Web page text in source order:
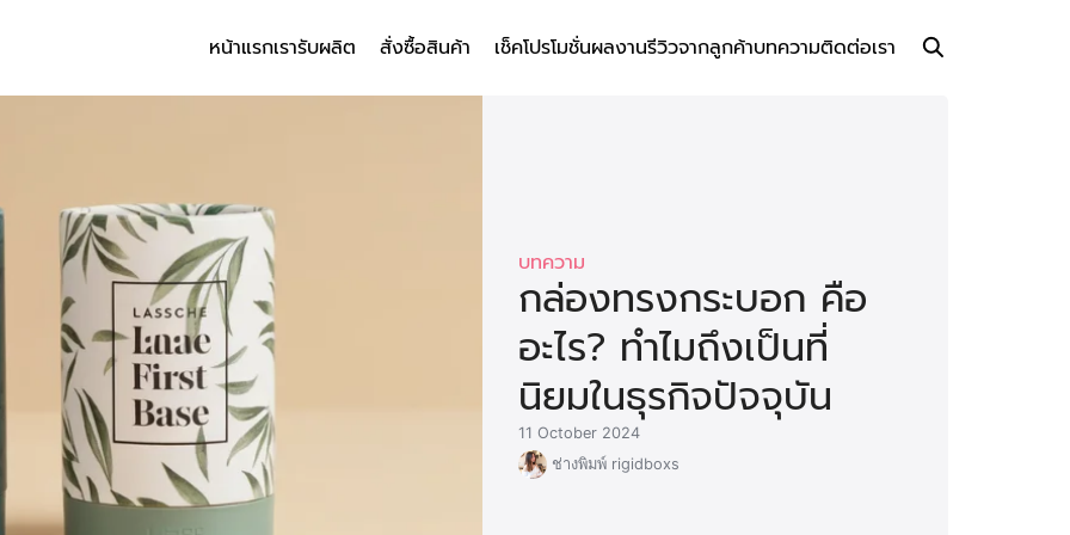
หน้าแรกเรารับผลิต สั่งซื้อสินค้า เช็คโปรโมชั่นผลงานรีวิวจากลูกค้าบทความติดต่อเรา
บทความ
กล่องทรงกระบอก คือ
อะไร? ทำไมถึงเป็นที่
นิยมในธุรกิจปัจจุบัน
11 October 2024
ช่างพิมพ์ rigidboxs